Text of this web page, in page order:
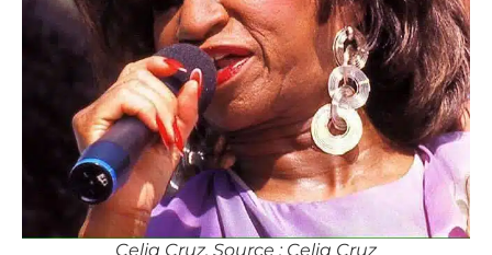
Celia Cruz. Source : Celia Cruz